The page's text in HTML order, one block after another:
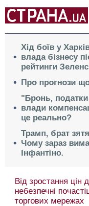
Хід боїв у
влада бізнесу
рейтинги
Про прогнози
"Бронь, податки
влади
це реально?
Трамп, брат
Чому зараз
Інфантіно.
Від зростання цін
небезпечні
торгових мережах